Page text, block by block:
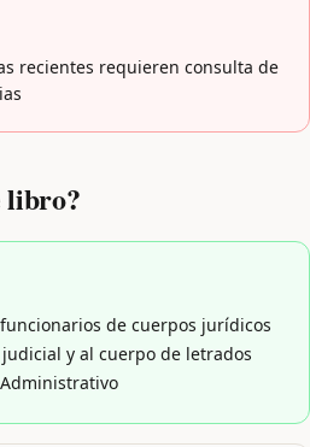
recientes requieren consulta de
libro?
de cuerpos jurídicos
y al cuerpo de letrados